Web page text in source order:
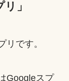
」
リです。
Googleスプ